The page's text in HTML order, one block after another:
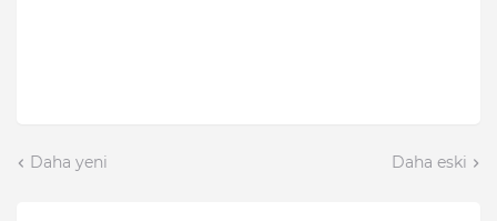
Daha yeni Daha eski